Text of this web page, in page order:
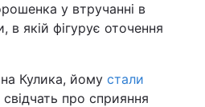
у втручанні в
в якій фігурує оточення
Кулика, йому стали
свідчать про сприяння